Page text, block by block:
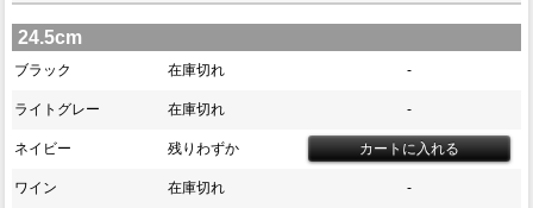
24.5cm
ブラック 在庫切れ -
ライトグレー 在庫切れ -
ネイビー 残りわずか
ワイン 在庫切れ -